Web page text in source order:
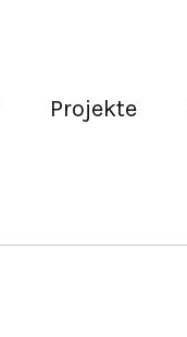
Projekte